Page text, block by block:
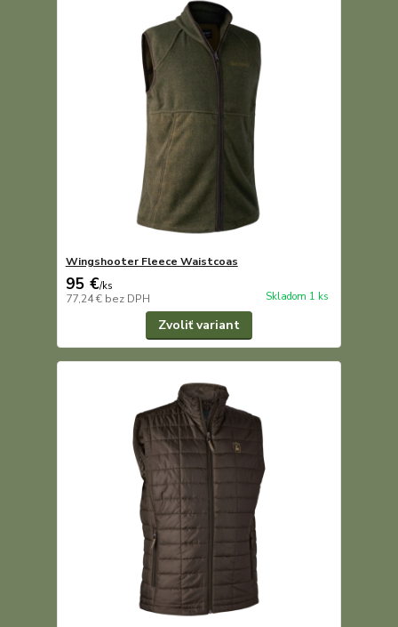
Wingshooter Fleece Waistcoas
95 €/ks
77,24 € bez DPH Skladom 1 ks
Zvoliť variant